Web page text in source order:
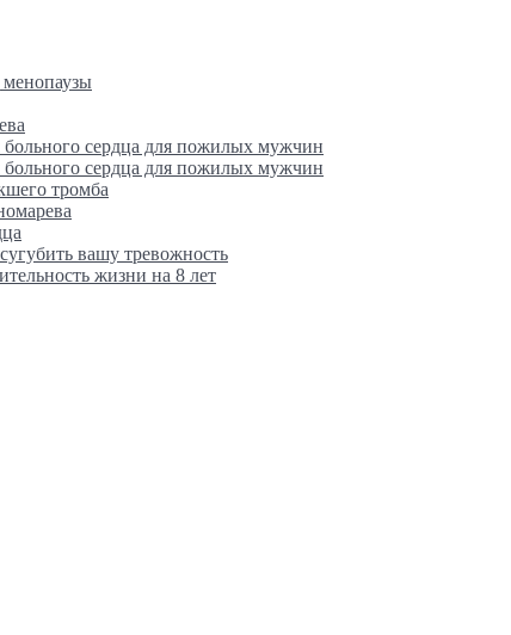
сердца для пожилых мужчин
сердца для пожилых мужчин
тромба
вашу тревожность
жизни на 8 лет